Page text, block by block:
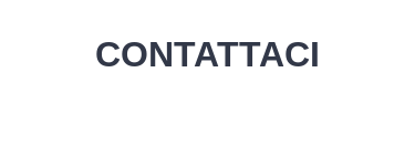
CONTATTACI